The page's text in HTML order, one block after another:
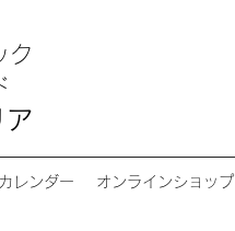
ク
ア
カレンダー オンラインショップ